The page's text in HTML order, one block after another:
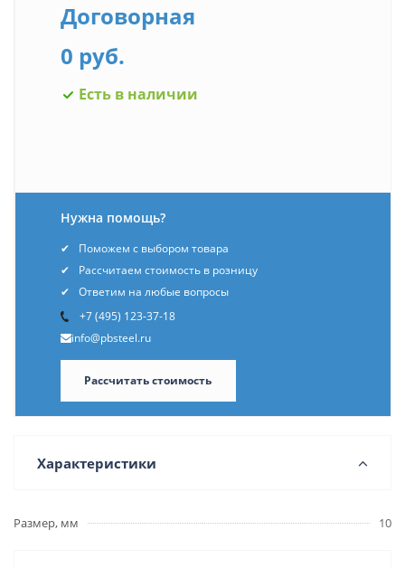
Договорная
0 руб.
Есть в наличии
Нужна помощь?
Поможем с выбором товара
Рассчитаем стоимость в розницу
Ответим на любые вопросы
+7 (495) 123-37-18
info@pbsteel.ru
Рассчитать стоимость
Характеристики
Размер, мм 10